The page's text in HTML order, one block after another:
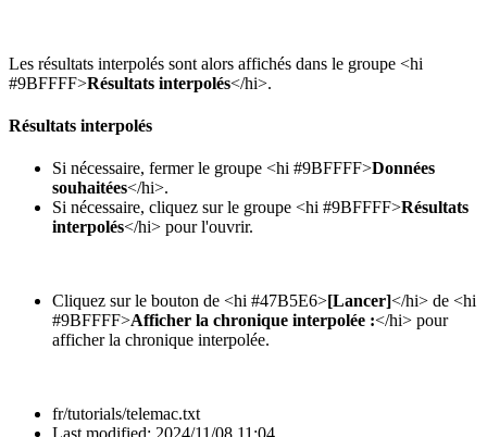
Les résultats interpolés sont alors affichés dans le groupe <hi
#9BFFFF>Résultats interpolés</hi>.
Résultats interpolés
Si nécessaire, fermer le groupe <hi #9BFFFF>Données
souhaitées</hi>.
Si nécessaire, cliquez sur le groupe <hi #9BFFFF>Résultats
interpolés</hi> pour l'ouvrir.
Cliquez sur le bouton de <hi #47B5E6>[Lancer]</hi> de <hi
#9BFFFF>Afficher la chronique interpolée :</hi> pour
afficher la chronique interpolée.
fr/tutorials/telemac.txt